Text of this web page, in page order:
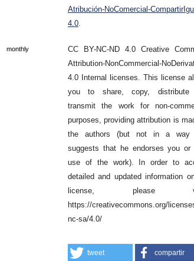
monthly
Atribución-NoComercial-
4.0
CC BY-NC-ND 4.0 Creative
Attribution-NonCommercial-
4.0 Internal licenses. This license
you to share, copy, distribute
transmit the work for non-
purposes, providing attribution is
the authors (but not in a way
suggests that he endorses you or
use of the work). In order to
detailed and updated information
license, please
https://creativecommons.org/
nc-sa/4.0/
tweet compartir